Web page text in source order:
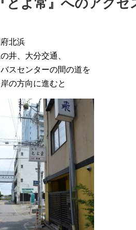
『とよ常』へのアクセ
北浜
井、大分交通、
スセンターの間の道を
の方向に進むと